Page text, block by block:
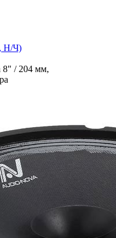
Н/Ч)
8" / 204 мм,